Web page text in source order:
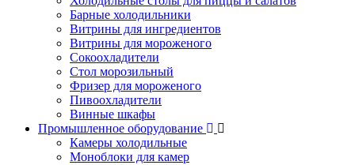
Барные холодильники
Витрины для ингредиентов
Витрины для мороженого
Сокоохладители
Стол морозильный
Фризер для мороженого
Пивоохладители
Винные шкафы
Промышленное оборудование
Камеры холодильные
Моноблоки для камер